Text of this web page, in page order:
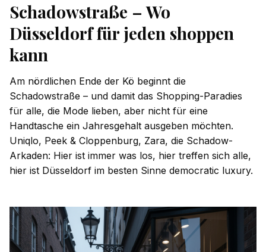
Schadowstraße – Wo
Düsseldorf für jeden shoppen
kann
Am nördlichen Ende der Kö beginnt die
Schadowstraße – und damit das Shopping-Paradies
für alle, die Mode lieben, aber nicht für eine
Handtasche ein Jahresgehalt ausgeben möchten.
Uniqlo, Peek & Cloppenburg, Zara, die Schadow-
Arkaden: Hier ist immer was los, hier treffen sich alle,
hier ist Düsseldorf im besten Sinne democratic luxury.